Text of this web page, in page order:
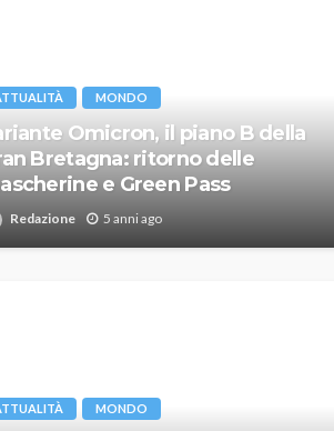
MONDO
Omicron, il piano B della
Bretagna: ritorno delle
e Green Pass
Redazione 5 anni ago
MONDO